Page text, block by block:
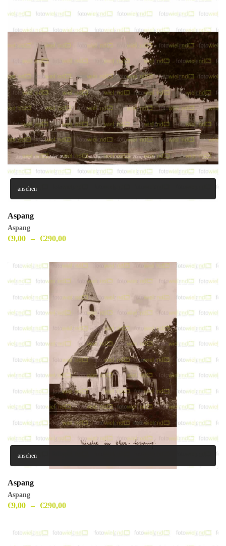
ansehen
Aspang
Aspang
€9,00 – €290,00
ansehen
Aspang
Aspang
€9,00 – €290,00